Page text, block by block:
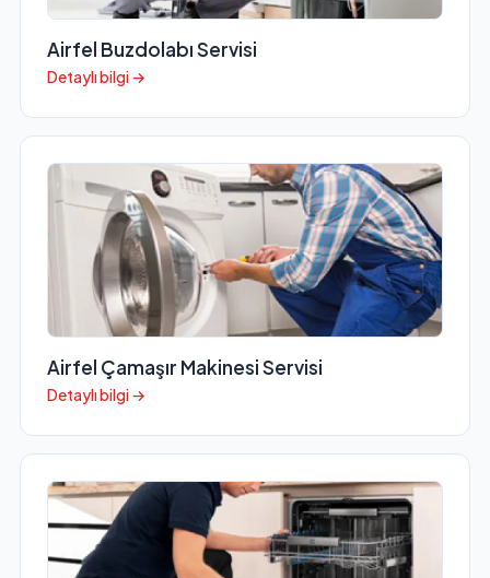
Airfel Buzdolabı Servisi
Detaylı bilgi →
Airfel Çamaşır Makinesi Servisi
Detaylı bilgi →